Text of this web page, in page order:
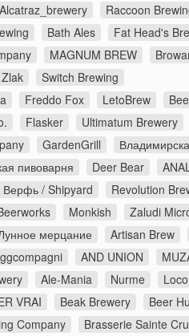
Alcatraz_brewery
Raccoon
Bath Ales
Fat Head's
MAGNUM BREW
Zlak
Switch Brewing
Freddo Fox LetoBrew
Flasker
Ultimatum Brewery
GardenGrill
пивоварня Deer Bear
Верфь / Shipyard
Revolution
Monkish
Zaludi
мерцание Artisan Brew
AND UNION
Ale-Mania Nurme
VRAI Beak Brewery
Beer
Company
Brasserie Sainte Cru